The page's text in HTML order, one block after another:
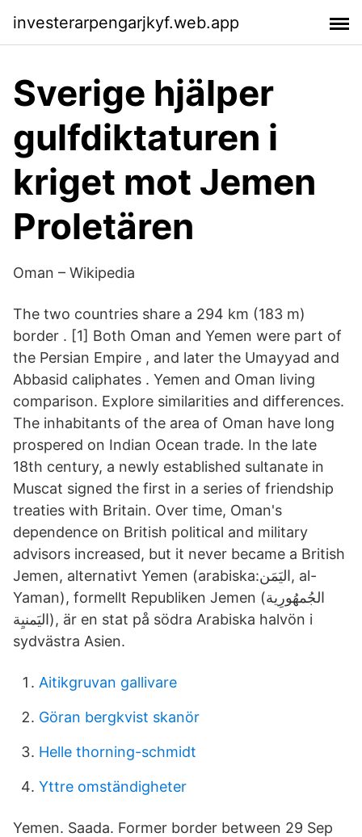
investerarpengarjkyf.web.app
Sverige hjälper
gulfdiktaturen i
kriget mot Jemen
Proletären
Oman – Wikipedia
The two countries share a 294 km (183 m)
border . [1] Both Oman and Yemen were part of
the Persian Empire , and later the Umayyad and
Abbasid caliphates . Yemen and Oman living
comparison. Explore similarities and differences.
The inhabitants of the area of Oman have long
prospered on Indian Ocean trade. In the late
18th century, a newly established sultanate in
Muscat signed the first in a series of friendship
treaties with Britain. Over time, Oman's
dependence on British political and military
advisors increased, but it never became a British
Jemen, alternativt Yemen (arabiska:اليَمَن, al-
Yaman), formellt Republiken Jemen (الجُمهُورِية
اليَمنيِة), är en stat på södra Arabiska halvön i
sydvästra Asien.
Aitikgruvan gallivare
Göran bergkvist skanör
Helle thorning-schmidt
Yttre omständigheter
Yemen. Saada. Former border between 29 Sep